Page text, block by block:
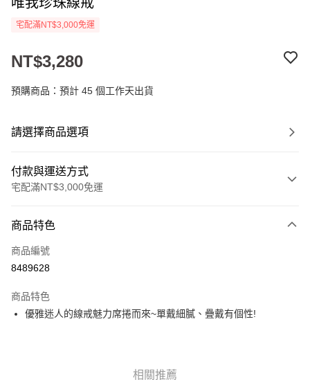
宅配滿NT$3,000免運
NT$3,280
預購商品：預計 45 個工作天出貨
請選擇商品選項
付款與運送方式
宅配滿NT$3,000免運
信用卡一次付款
ATM付款
運送方式
黑貓宅急便
商品特色
商品編號
8489628
商品特色
優雅迷人的線戒魅力席捲而來~單戴細膩、疊戴有個性!
相關推薦